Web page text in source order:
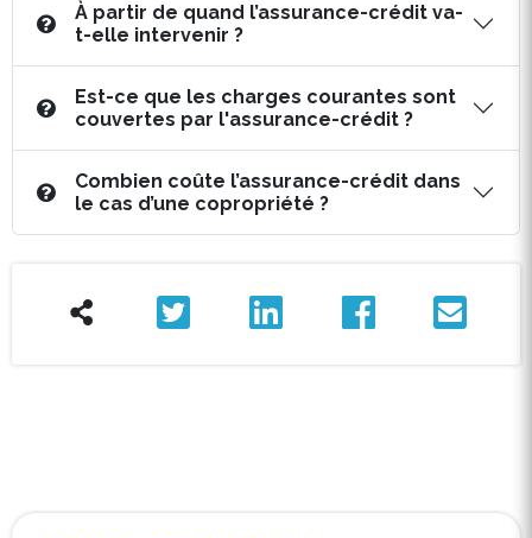
À partir de quand l’assurance-crédit va-
t-elle intervenir ?
Est-ce que les charges courantes sont
couvertes par l'assurance-crédit ?
Combien coûte l’assurance-crédit dans
le cas d’une copropriété ?